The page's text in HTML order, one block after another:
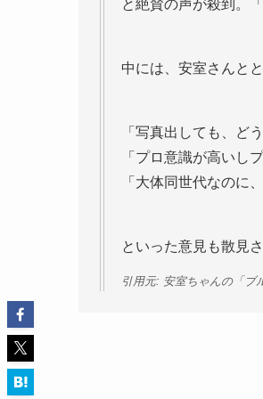
と絶賛の声が殺到。
中には、安室さんと
「写真出しても、ど
「プロ意識が高いし
「大体同世代なのに
といった意見も散見さ
引用元: 安室ちゃんの「ブ